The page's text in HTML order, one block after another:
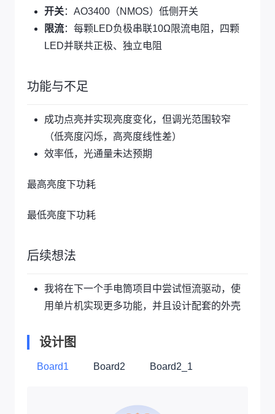
开关：AO3400（NMOS）低侧开关
限流：每颗LED负极串联10Ω限流电阻，四颗
LED并联共正极、独立电阻
功能与不足
成功点亮并实现亮度变化，但调光范围较窄
（低亮度闪烁，高亮度线性差）
效率低，光通量未达预期
最高亮度下功耗
最低亮度下功耗
后续想法
我将在下一个手电筒项目中尝试恒流驱动，使
用单片机实现更多功能，并且设计配套的外壳
设计图
Board1 Board2 Board2_1